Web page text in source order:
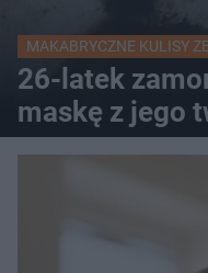
MAKABRYCZNE KULISY
26-latek
maskę z jego